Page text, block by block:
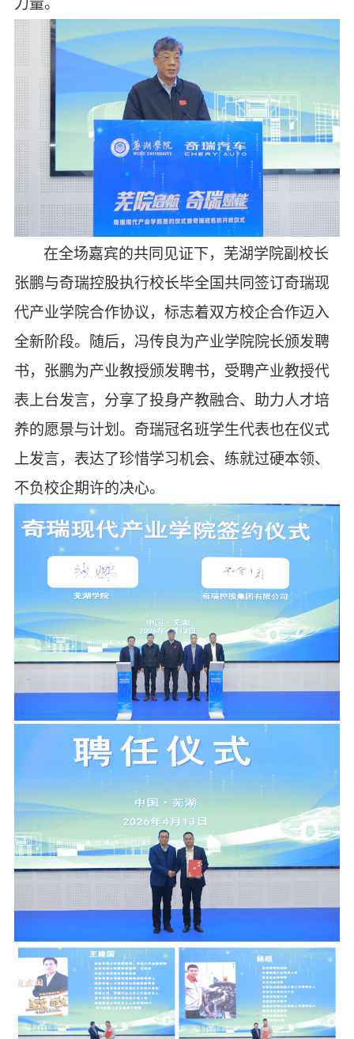
力量。
在全场嘉宾的共同见证下，芜湖学院副校长
张鹏与奇瑞控股执行校长毕全国共同签订奇瑞现
代产业学院合作协议，标志着双方校企合作迈入
全新阶段。随后，冯传良为产业学院院长颁发聘
书，张鹏为产业教授颁发聘书，受聘产业教授代
表上台发言，分享了投身产教融合、助力人才培
养的愿景与计划。奇瑞冠名班学生代表也在仪式
上发言，表达了珍惜学习机会、练就过硬本领、
不负校企期许的决心。